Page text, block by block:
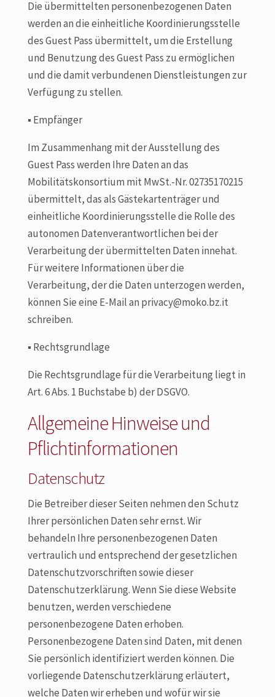
Die übermittelten personenbezogenen Daten
werden an die einheitliche Koordinierungsstelle
des Guest Pass übermittelt, um die Erstellung
und Benutzung des Guest Pass zu ermöglichen
und die damit verbundenen Dienstleistungen zur
Verfügung zu stellen.
▪ Empfänger
Im Zusammenhang mit der Ausstellung des
Guest Pass werden Ihre Daten an das
Mobilitätskonsortium mit MwSt.-Nr. 02735170215
übermittelt, das als Gästekartenträger und
einheitliche Koordinierungsstelle die Rolle des
autonomen Datenverantwortlichen bei der
Verarbeitung der übermittelten Daten innehat.
Für weitere Informationen über die
Verarbeitung, der die Daten unterzogen werden,
können Sie eine E-Mail an privacy@moko.bz.it
schreiben.
▪ Rechtsgrundlage
Die Rechtsgrundlage für die Verarbeitung liegt in
Art. 6 Abs. 1 Buchstabe b) der DSGVO.
Allgemeine Hinweise und
Pflichtinformationen
Datenschutz
Die Betreiber dieser Seiten nehmen den Schutz
Ihrer persönlichen Daten sehr ernst. Wir
behandeln Ihre personenbezogenen Daten
vertraulich und entsprechend der gesetzlichen
Datenschutzvorschriften sowie dieser
Datenschutzerklärung. Wenn Sie diese Website
benutzen, werden verschiedene
personenbezogene Daten erhoben.
Personenbezogene Daten sind Daten, mit denen
Sie persönlich identifiziert werden können. Die
vorliegende Datenschutzerklärung erläutert,
welche Daten wir erheben und wofür wir sie